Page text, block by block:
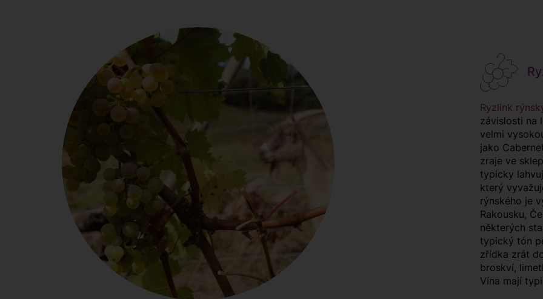
Ryzlink
závislosti na
velmi
jako
zraje ve
typicky
který
rýnského je
Rakousku,
některých
typický tón
zřídka zrát
broskví,
Vína mají